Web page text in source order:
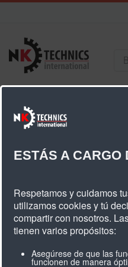
+31 (0) 314 393751
Poleas dentadas L
L (3/8") Ancho
CantidadTipoMat.
ESTÁS A CARGO
Respetamos y cuidamos
utilizamos cookies y tú
compartir con nosotros.
tienen varios propósitos:
Asegúrese de que las
funcionen de manera